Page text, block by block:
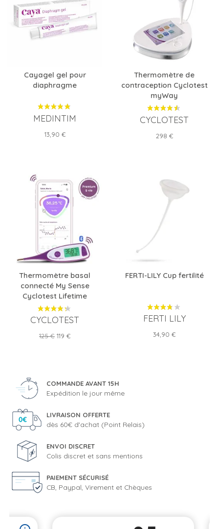
Cayagel gel pour
diaphragme
MEDINTIM
Prix
13,90 €
Thermomètre de
contraception Cyclotest
myWay
CYCLOTEST
Prix
298 €
Thermomètre basal
connecté My Sense
Cyclotest Lifetime
CYCLOTEST
Prix
125 € Prix
119 €
FERTI-LILY Cup fertilité
FERTI LILY
Prix
34,90 €
COMMANDE AVANT 15H
Expédition le jour même
LIVRAISON OFFERTE
dès 60€ d'achat (Point Relais)
ENVOI DISCRET
Colis discret et sans mentions
PAIEMENT SÉCURISÉ
CB, Paypal, Virement et Chèques